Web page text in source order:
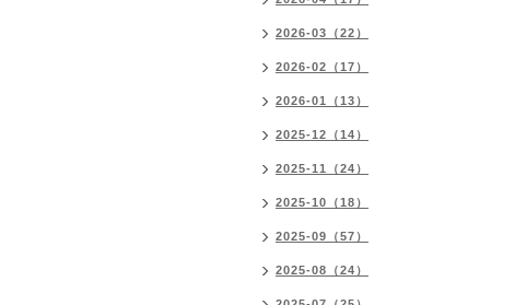
2026-03（22）
2026-02（17）
2026-01（13）
2025-12（14）
2025-11（24）
2025-10（18）
2025-09（57）
2025-08（24）